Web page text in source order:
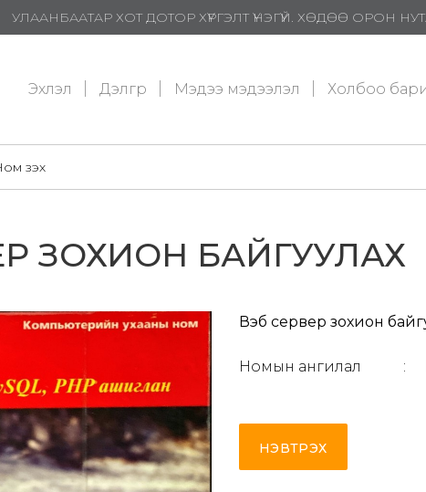
УЛААНБААТАР ХОТ ДОТОР ХҮРГЭЛТ ҮНЭГҮЙ. ХӨДӨӨ ОРОН
Эхлэл Дэлгүүр Мэдээ мэдээлэл Холбоо
үзэх
ЗОХИОН БАЙГУУЛАХ
Вэб сервер зохион
Номын ангилал :
НЭВТРЭХ